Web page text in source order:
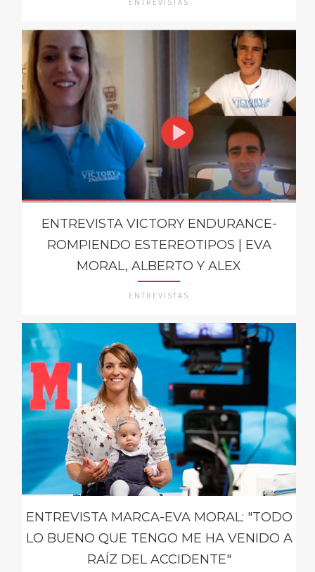
ENTREVISTAS
ENTREVISTA VICTORY ENDURANCE-
ROMPIENDO ESTEREOTIPOS | EVA
MORAL, ALBERTO Y ALEX
ENTREVISTAS
ENTREVISTA MARCA-EVA MORAL: "TODO
LO BUENO QUE TENGO ME HA VENIDO A
RAÍZ DEL ACCIDENTE"